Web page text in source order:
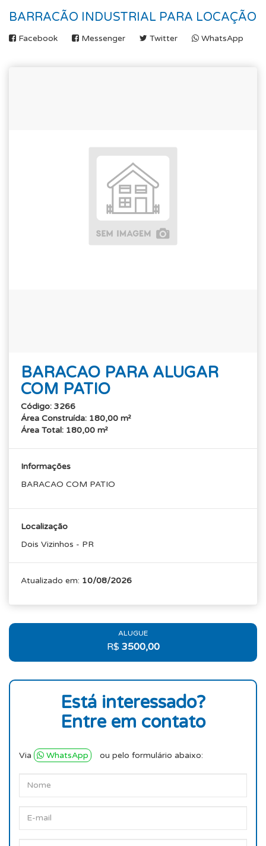
BARRACÃO INDUSTRIAL PARA LOCAÇÃO
Facebook Messenger Twitter WhatsApp
BARACAO PARA ALUGAR
COM PATIO
Código: 3266
Área Construída: 180,00 m²
Área Total: 180,00 m²
Informações
BARACAO COM PATIO
Localização
Dois Vizinhos - PR
Atualizado em: 10/08/2026
ALUGUE
R$ 3500,00
Está interessado?
Entre em contato
Via WhatsApp ou pelo formulário abaixo: